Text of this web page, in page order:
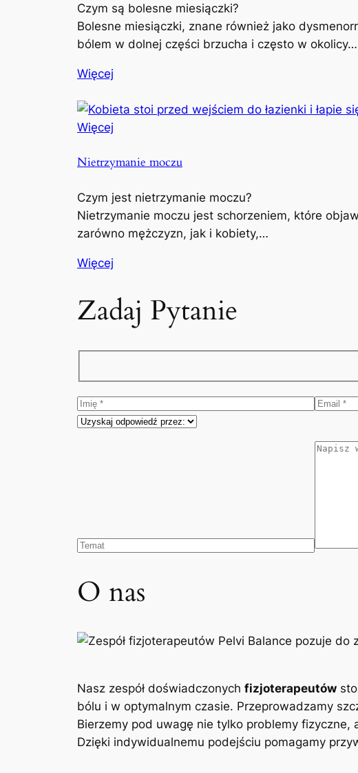
Czym są bolesne miesiączki?
Bolesne miesiączki, znane również jako
bólem w dolnej części brzucha i często w okolicy…
Więcej
Więcej
Nietrzymanie moczu
Czym jest nietrzymanie moczu?
Nietrzymanie moczu jest schorzeniem, które
zarówno mężczyzn, jak i kobiety,…
Więcej
Zadaj Pytanie
O nas
Nasz zespół doświadczonych fizjoterapeutów
bólu i w optymalnym czasie. Przeprowadzamy
Bierzemy pod uwagę nie tylko problemy
Dzięki indywidualnemu podejściu pomagamy